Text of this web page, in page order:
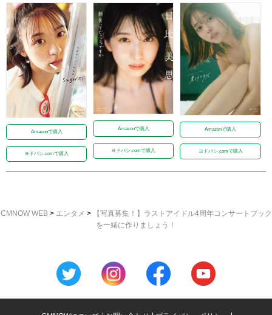
Amazonで購入
ヨドバシ.comで購入
Amazonで購入
ヨドバシ.comで購入
Amazonで購入
ヨドバシ.comで購入
CMNOW WEB> エンタメ >
【写真募集！】ラストアイドル4周年コンサートブック
を一緒に作りましょう！